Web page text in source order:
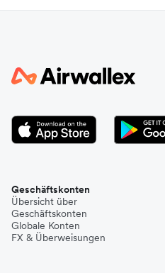
Geschäftskonten
Übersicht über
Geschäftskonten
Globale Konten
FX & Überweisungen